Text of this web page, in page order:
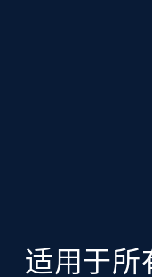
适用于所